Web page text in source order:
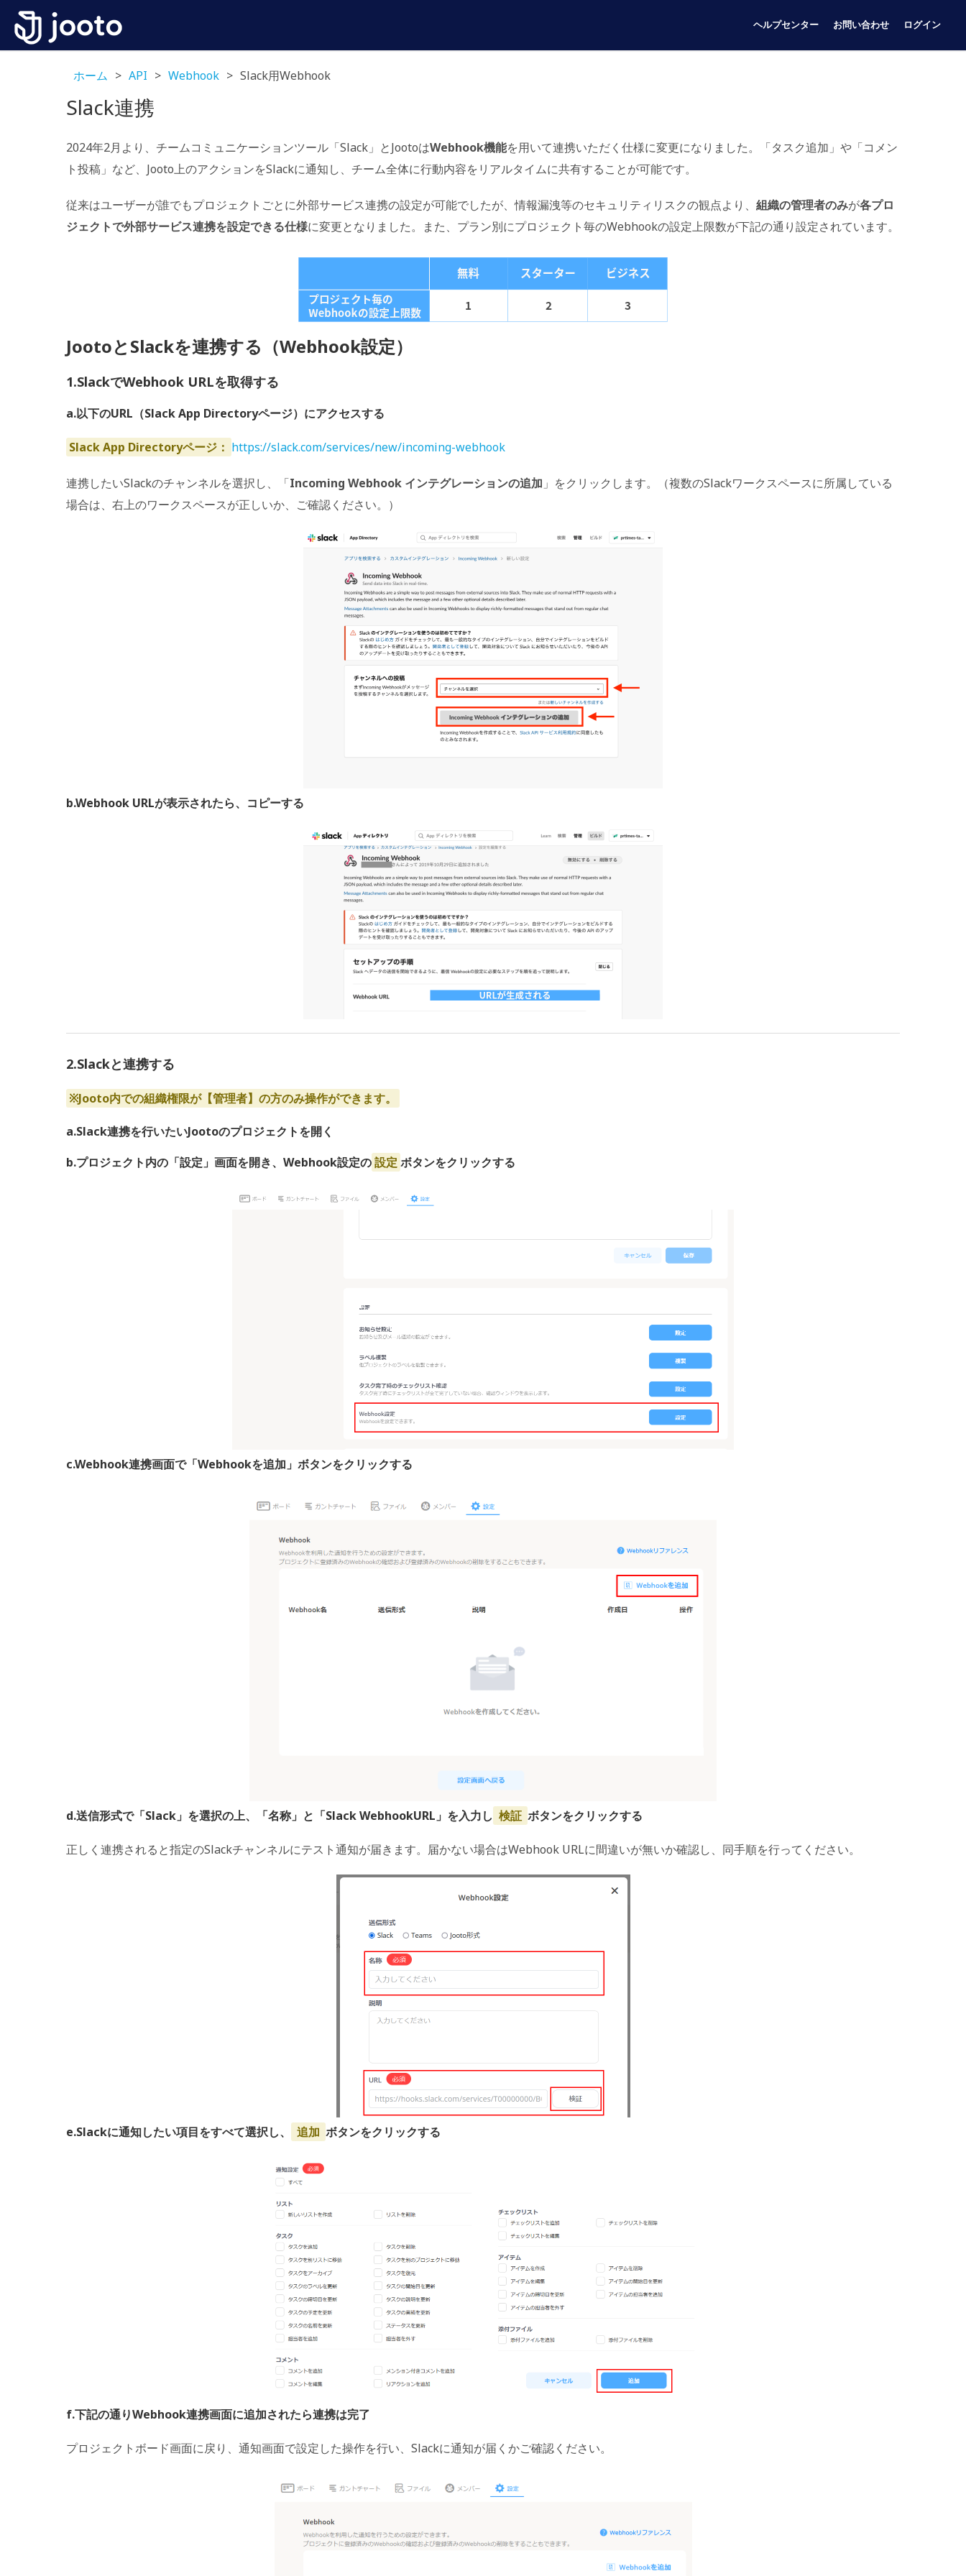
ヘルプセンター お問い合わせ ログイン
ホーム > API > Webhook > Slack用Webhook
Slack連携
2024年2月より、チームコミュニケーションツール「Slack」とJootoはWebhook機能を用いて連携いただく仕様に変更になりました。「タスク追加」や「コメン
ト投稿」など、Jooto上のアクションをSlackに通知し、チーム全体に行動内容をリアルタイムに共有することが可能です。
従来はユーザーが誰でもプロジェクトごとに外部サービス連携の設定が可能でしたが、情報漏洩等のセキュリティリスクの観点より、 組織の管理者のみが各プロ
ジェクトで外部サービス連携を設定できる仕様に変更となりました。また、プラン別にプロジェクト毎のWebhookの設定上限数が下記の通り設定されています。
JootoとSlackを連携する（Webhook設定）
1.SlackでWebhook URLを取得する
a.以下のURL（Slack App Directoryページ）にアクセスする
Slack App Directoryページ： https://slack.com/services/new/incoming-webhook
連携したいSlackのチャンネルを選択し、「Incoming Webhook インテグレーションの追加 」をクリックします。（複数のSlackワークスペースに所属している
場合は、右上のワークスペースが正しいか、ご確認ください。）
b.Webhook URLが表示されたら、コピーする
2.Slackと連携する
※Jooto内での組織権限が【管理者】の方のみ操作ができます。
a.Slack連携を行いたいJootoのプロジェクトを開く
b.プロジェクト内の「設定」画面を開き、Webhook設定の設定 ボタンをクリックする
c.Webhook連携画面で「Webhookを追加」ボタンをクリックする
d.送信形式で「Slack」を選択の上、「名称」と「Slack WebhookURL」を入力し 検証 ボタンをクリックする
正しく連携されると指定のSlackチャンネルにテスト通知が届きます。届かない場合はWebhook URLに間違いが無いか確認し、同手順を行ってください。
e.Slackに通知したい項目をすべて選択し、 追加 ボタンをクリックする
f.下記の通りWebhook連携画面に追加されたら連携は完了
プロジェクトボード画面に戻り、通知画面で設定した操作を行い、Slackに通知が届くかご確認ください。